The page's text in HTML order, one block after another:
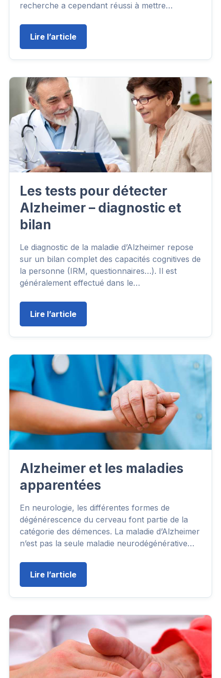
recherche a cependant réussi à mettre…
Lire l’article
Les tests pour détecter
Alzheimer – diagnostic et
bilan
Le diagnostic de la maladie d’Alzheimer repose
sur un bilan complet des capacités cognitives de
la personne (IRM, questionnaires…). Il est
généralement effectué dans le…
Lire l’article
Alzheimer et les maladies
apparentées
En neurologie, les différentes formes de
dégénérescence du cerveau font partie de la
catégorie des démences. La maladie d’Alzheimer
n’est pas la seule maladie neurodégénérative…
Lire l’article